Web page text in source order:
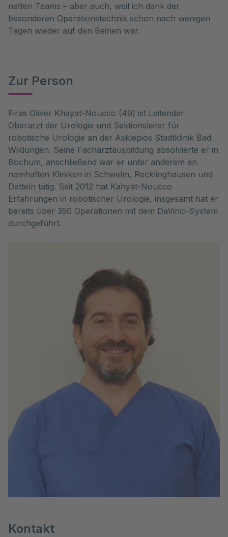
netten Teams – aber auch, weil ich dank der
besonderen Operationstechnik schon nach wenigen
Tagen wieder auf den Beinen war.
Zur Person
Firas Oliver Khayat-Noucco (49) ist Leitender
Oberarzt der Urologie und Sektionsleiter für
robotische Urologie an der Asklepios Stadtklinik Bad
Wildungen. Seine Facharztausbildung absolvierte er in
Bochum, anschließend war er unter anderem an
namhaften Kliniken in Schwelm, Recklinghausen und
Datteln tätig. Seit 2012 hat Kahyat-Noucco
Erfahrungen in robotischer Urologie, insgesamt hat er
bereits über 350 Operationen mit dem DaVinci-System
durchgeführt.
Kontakt